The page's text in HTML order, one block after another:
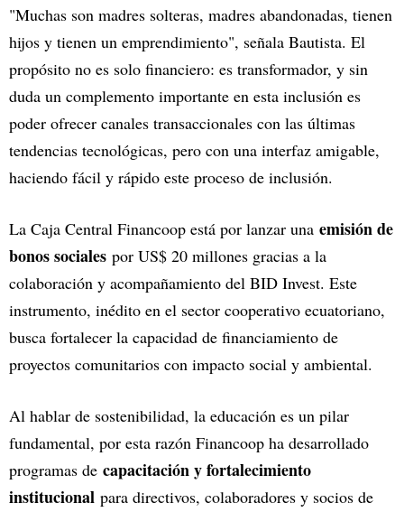
"Muchas son madres solteras, madres abandonadas, tienen
hijos y tienen un emprendimiento", señala Bautista. El
propósito no es solo financiero: es transformador, y sin
duda un complemento importante en esta inclusión es
poder ofrecer canales transaccionales con las últimas
tendencias tecnológicas, pero con una interfaz amigable,
haciendo fácil y rápido este proceso de inclusión.
La Caja Central Financoop está por lanzar una emisión de
bonos sociales por US$ 20 millones gracias a la
colaboración y acompañamiento del BID Invest. Este
instrumento, inédito en el sector cooperativo ecuatoriano,
busca fortalecer la capacidad de financiamiento de
proyectos comunitarios con impacto social y ambiental.
Al hablar de sostenibilidad, la educación es un pilar
fundamental, por esta razón Financoop ha desarrollado
programas de capacitación y fortalecimiento
institucional para directivos, colaboradores y socios de